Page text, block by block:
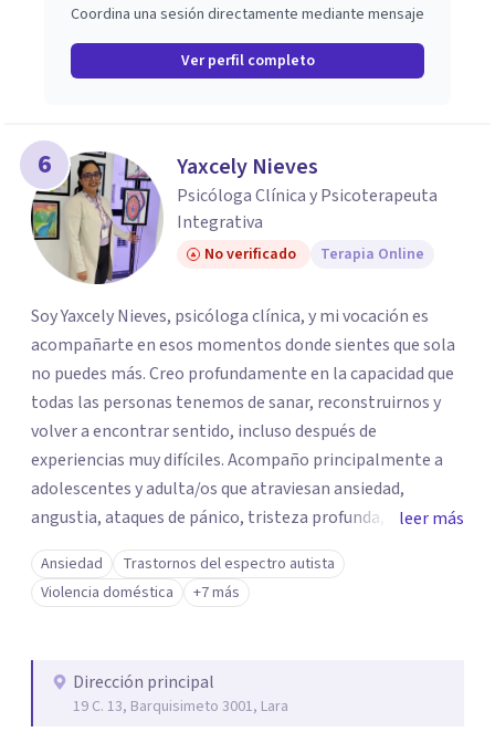
Coordina una sesión directamente mediante mensaje
Ver perfil completo
6 Yaxcely Nieves
Psicóloga Clínica y Psicoterapeuta
Integrativa
No verificado Terapia Online
Soy Yaxcely Nieves, psicóloga clínica, y mi vocación es
acompañarte en esos momentos donde sientes que sola
no puedes más. Creo profundamente en la capacidad que
todas las personas tenemos de sanar, reconstruirnos y
volver a encontrar sentido, incluso después de
experiencias muy difíciles. Acompaño principalmente a
adolescentes y adulta/os que atraviesan ansiedad,
angustia, ataques de pánico, tristeza profunda, duelos
por muerte, migración o rupturas, baja autoestima,
dependencia emocional, conflictos de pareja, estrés y
agotamiento. También trabajo con personas que han
relaciones marcadas por el maltrato, o que se sienten
desbordadas por contextos familiares, laborales o
migratorios exigentes. Mi enfoque es humanista, con
leer más
Ansiedad
Trastornos del espectro autista
Violencia doméstica
+7 más
Dirección principal
19 C. 13, Barquisimeto 3001, Lara